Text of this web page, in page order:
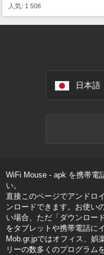
人気: 1 508
日本語
WiFi Mouse - apk を携帯電
い。
直接このページでアンドロ
ンロードできます。お使い
い場合、ただ「ダウンロー
をタブレットや携帯電話に
Mob.gr.jpではオフィス、娯
リーの数多くのプログラム